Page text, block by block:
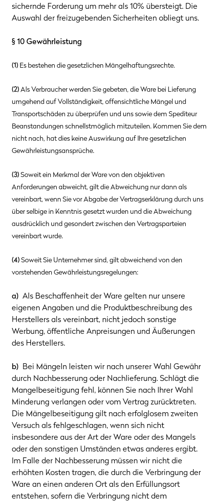
sichernde Forderung um mehr als 10% übersteigt. Die
Auswahl der freizugebenden Sicherheiten obliegt uns.
§ 10 Gewährleistung
(1) Es bestehen die gesetzlichen Mängelhaftungsrechte.
(2) Als Verbraucher werden Sie gebeten, die Ware bei Lieferung
umgehend auf Vollständigkeit, offensichtliche Mängel und
Transportschäden zu überprüfen und uns sowie dem Spediteur
Beanstandungen schnellstmöglich mitzuteilen. Kommen Sie dem
nicht nach, hat dies keine Auswirkung auf Ihre gesetzlichen
Gewährleistungsansprüche.
(3)Soweit ein Merkmal der Ware von den objektiven
Anforderungen abweicht, gilt die Abweichung nur dann als
vereinbart, wenn Sie vor Abgabe der Vertragserklärung durch uns
über selbige in Kenntnis gesetzt wurden und die Abweichung
ausdrücklich und gesondert zwischen den Vertragsparteien
vereinbart wurde.
(4)Soweit Sie Unternehmer sind, gilt abweichend von den
vorstehenden Gewährleistungsregelungen:
a) Als Beschaffenheit der Ware gelten nur unsere
eigenen Angaben und die Produktbeschreibung des
Herstellers als vereinbart, nicht jedoch sonstige
Werbung, öffentliche Anpreisungen und Äußerungen
des Herstellers.
b) Bei Mängeln leisten wir nach unserer Wahl Gewähr
durch Nachbesserung oder Nachlieferung. Schlägt die
Mangelbeseitigung fehl, können Sie nach Ihrer Wahl
Minderung verlangen oder vom Vertrag zurücktreten.
Die Mängelbeseitigung gilt nach erfolglosem zweiten
Versuch als fehlgeschlagen, wenn sich nicht
insbesondere aus der Art der Ware oder des Mangels
oder den sonstigen Umständen etwas anderes ergibt.
Im Falle der Nachbesserung müssen wir nicht die
erhöhten Kosten tragen, die durch die Verbringung der
Ware an einen anderen Ort als den Erfüllungsort
entstehen, sofern die Verbringung nicht dem